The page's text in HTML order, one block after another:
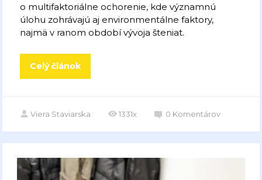
o multifaktoriálne ochorenie, kde významnú
úlohu zohrávajú aj environmentálne faktory,
najmä v ranom období vývoja šteniat.
Celý článok
Viera Staviarska 1331x 0 Komentárov